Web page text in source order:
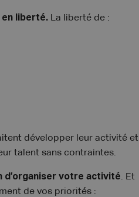
en liberté. La liberté de :
développer leur activité et
talent sans contraintes.
d’organiser votre activité. Et
de vos priorités :